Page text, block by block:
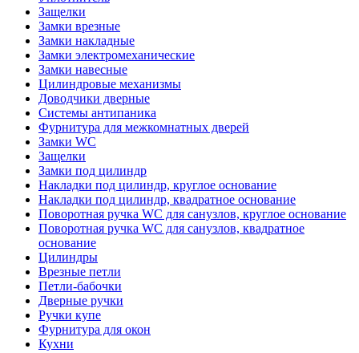
Защелки
Замки врезные
Замки накладные
Замки электромеханические
Замки навесные
Цилиндровые механизмы
Доводчики дверные
Системы антипаника
Фурнитура для межкомнатных дверей
Замки WC
Защелки
Замки под цилиндр
Накладки под цилиндр, круглое основание
Накладки под цилиндр, квадратное основание
Поворотная ручка WC для санузлов, круглое основание
Поворотная ручка WC для санузлов, квадратное
основание
Цилиндры
Врезные петли
Петли-бабочки
Дверные ручки
Ручки купе
Фурнитура для окон
Кухни